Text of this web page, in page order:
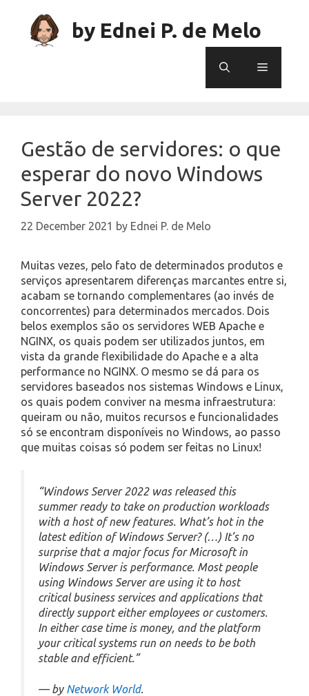
content
by Ednei P. de Melo
Menu
Gestão de servidores: o que
esperar do novo Windows
Server 2022?
22 December 2021 by Ednei P. de Melo
Muitas vezes, pelo fato de determinados produtos e
serviços apresentarem diferenças marcantes entre si,
acabam se tornando complementares (ao invés de
concorrentes) para determinados mercados. Dois
belos exemplos são os servidores WEB Apache e
NGINX, os quais podem ser utilizados juntos, em
vista da grande flexibilidade do Apache e a alta
performance no NGINX. O mesmo se dá para os
servidores baseados nos sistemas Windows e Linux,
os quais podem conviver na mesma infraestrutura:
queiram ou não, muitos recursos e funcionalidades
só se encontram disponíveis no Windows, ao passo
que muitas coisas só podem ser feitas no Linux!
“Windows Server 2022 was released this
summer ready to take on production workloads
with a host of new features. What’s hot in the
latest edition of Windows Server? (…) It’s no
surprise that a major focus for Microsoft in
Windows Server is performance. Most people
using Windows Server are using it to host
critical business services and applications that
directly support either employees or customers.
In either case time is money, and the platform
your critical systems run on needs to be both
stable and efficient.”
— by Network World.